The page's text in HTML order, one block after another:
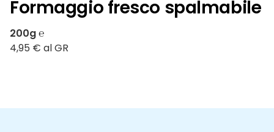
Formaggio fresco spalmabile
200g ℮
4,95 € al GR